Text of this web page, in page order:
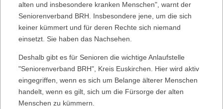
alten und insbesondere kranken Menschen", warnt der
Seniorenverband BRH. Insbesondere jene, um die sich
keiner kümmert und für deren Rechte sich niemand
einsetzt. Sie haben das Nachsehen.
Deshalb gibt es für Senioren die wichtige Anlaufstelle
"Seniorenverband BRH", Kreis Euskirchen. Hier wird aktiv
eingegriffen, wenn es sich um Belange älterer Menschen
handelt, wenn es gilt, sich um die Fürsorge der alten
Menschen zu kümmern.